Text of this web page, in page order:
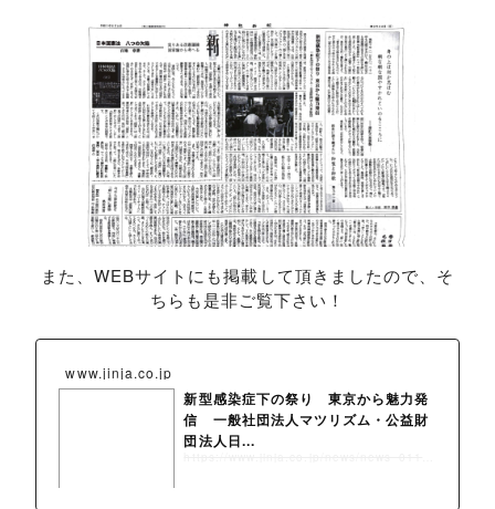
また、WEBサイトにも掲載して頂きましたので、そ
ちらも是非ご覧下さい！
www.jinja.co.jp
新型感染症下の祭り 東京から魅力発
信 一般社団法人マツリズム・公益財
団法人日...